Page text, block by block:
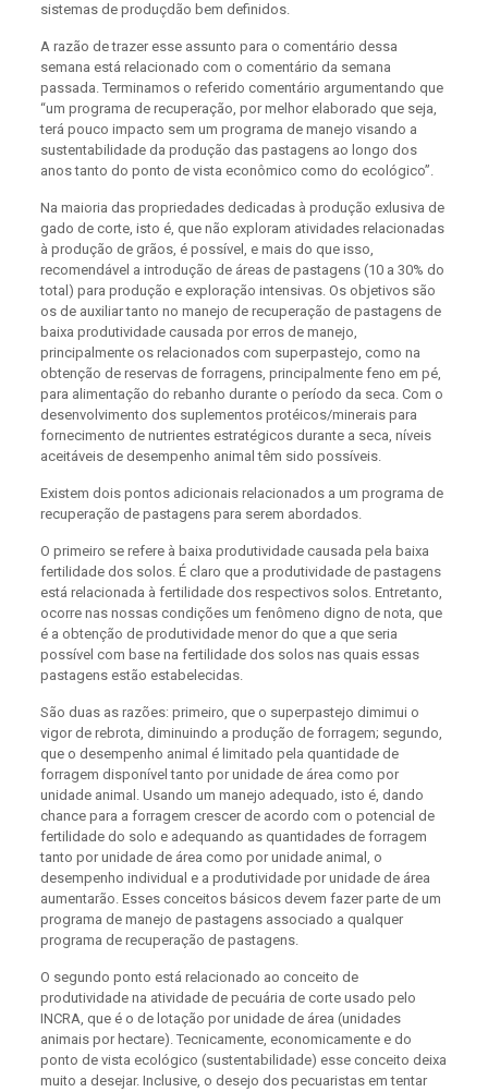
sistemas de produçdão bem definidos.
A razão de trazer esse assunto para o comentário dessa
semana está relacionado com o comentário da semana
passada. Terminamos o referido comentário argumentando que
“um programa de recuperação, por melhor elaborado que seja,
terá pouco impacto sem um programa de manejo visando a
sustentabilidade da produção das pastagens ao longo dos
anos tanto do ponto de vista econômico como do ecológico”.
Na maioria das propriedades dedicadas à produção exlusiva de
gado de corte, isto é, que não exploram atividades relacionadas
à produção de grãos, é possível, e mais do que isso,
recomendável a introdução de áreas de pastagens (10 a 30% do
total) para produção e exploração intensivas. Os objetivos são
os de auxiliar tanto no manejo de recuperação de pastagens de
baixa produtividade causada por erros de manejo,
principalmente os relacionados com superpastejo, como na
obtenção de reservas de forragens, principalmente feno em pé,
para alimentação do rebanho durante o período da seca. Com o
desenvolvimento dos suplementos protéicos/minerais para
fornecimento de nutrientes estratégicos durante a seca, níveis
aceitáveis de desempenho animal têm sido possíveis.
Existem dois pontos adicionais relacionados a um programa de
recuperação de pastagens para serem abordados.
O primeiro se refere à baixa produtividade causada pela baixa
fertilidade dos solos. É claro que a produtividade de pastagens
está relacionada à fertilidade dos respectivos solos. Entretanto,
ocorre nas nossas condições um fenômeno digno de nota, que
é a obtenção de produtividade menor do que a que seria
possível com base na fertilidade dos solos nas quais essas
pastagens estão estabelecidas.
São duas as razões: primeiro, que o superpastejo dimimui o
vigor de rebrota, diminuindo a produção de forragem; segundo,
que o desempenho animal é limitado pela quantidade de
forragem disponível tanto por unidade de área como por
unidade animal. Usando um manejo adequado, isto é, dando
chance para a forragem crescer de acordo com o potencial de
fertilidade do solo e adequando as quantidades de forragem
tanto por unidade de área como por unidade animal, o
desempenho individual e a produtividade por unidade de área
aumentarão. Esses conceitos básicos devem fazer parte de um
programa de manejo de pastagens associado a qualquer
programa de recuperação de pastagens.
O segundo ponto está relacionado ao conceito de
produtividade na atividade de pecuária de corte usado pelo
INCRA, que é o de lotação por unidade de área (unidades
animais por hectare). Tecnicamente, economicamente e do
ponto de vista ecológico (sustentabilidade) esse conceito deixa
muito a desejar. Inclusive, o desejo dos pecuaristas em tentar